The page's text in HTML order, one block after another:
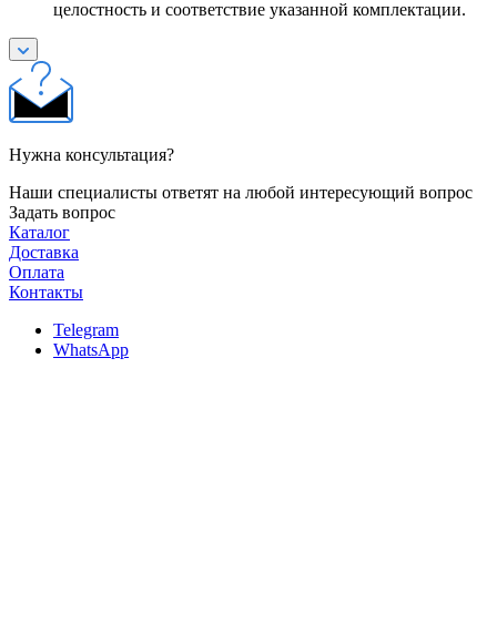
целостность и соответствие указанной комплектации.
Нужна консультация?
Наши специалисты ответят на любой интересующий вопрос
Задать вопрос
Каталог
Доставка
Оплата
Контакты
Telegram
WhatsApp